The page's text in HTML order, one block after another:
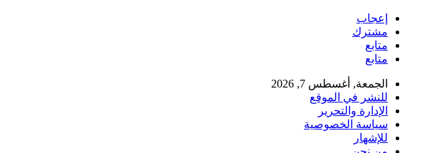
إعجاب
مشترك
متابع
متابع
الجمعة, أغسطس 7, 2026
للنشر في الموقع
الإدارة والتحرير
سياسة الخصوصية
للإشهار